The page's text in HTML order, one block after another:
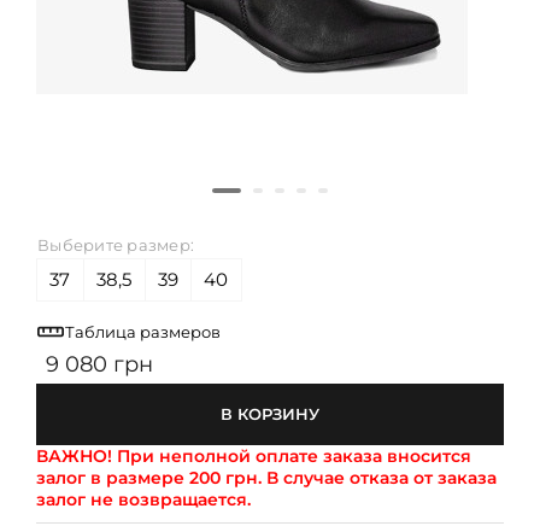
Выберите размер:
37 38,5 39 40
Таблица размеров
9 080 грн
В КОРЗИНУ
ВАЖНО! При неполной оплате заказа вносится
залог в размере 200 грн. В случае отказа от заказа
залог не возвращается.